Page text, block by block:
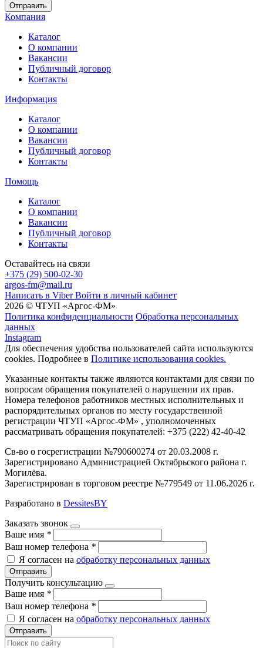
Отправить
Компания
Каталог
О компании
Вакансии
Публичный договор
Контакты
Информация
Каталог
О компании
Вакансии
Публичный договор
Контакты
Помощь
Каталог
О компании
Вакансии
Публичный договор
Контакты
Оставайтесь на связи
+375 (29) 500-02-30
argos-fm@mail.ru
Написать в Viber Войти в личный кабинет
2026 © ЧТУП «Аргос-ФМ»
Политика конфиденциальности Обработка персональных
данных
Instagram
Для обеспечения удобства пользователей сайта используются
cookies. Подробнее в Политике использования cookies.
Указанные контакты также являются контактами для связи по
вопросам обращения покупателей о нарушении их прав.
Номера телефонов работников местных исполнительных и
распорядительных органов по месту государственной
регистрации ЧТУП «Аргос-ФМ» , уполномоченных
рассматривать обращения покупателей: +375 (222) 42-40-42
Св-во о госрегистрации №790600274 от 20.03.2008 г.
Зарегистрировано Администрацией Октябрьского района г.
Могилёва.
Зарегистрирован в торговом реестре №779549 от 11.06.2026 г.
Разработано в DessitesBY
Заказать звонок
Ваше имя *
Ваш номер телефона *
Я согласен на обработку персональных данных
Отправить
Получить консультацию
Ваше имя *
Ваш номер телефона *
Я согласен на обработку персональных данных
Отправить